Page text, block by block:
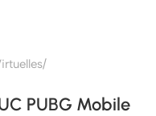
PUBG Mobile